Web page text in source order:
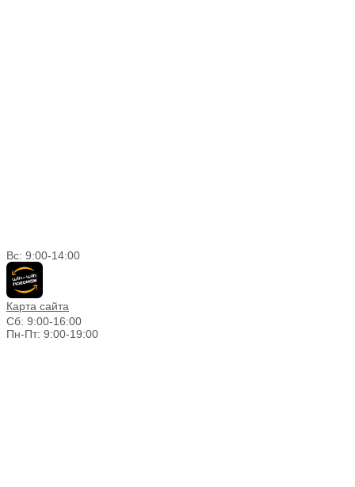
Вс: 9:00-14:00
Карта сайта
Сб: 9:00-16:00
Пн-Пт: 9:00-19:00